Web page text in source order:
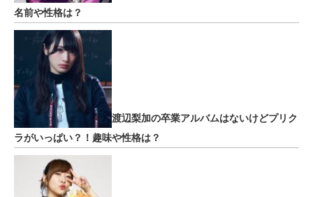
名前や性格は？
渡辺梨加の卒業アルバムはないけどプリク
ラがいっぱい？！趣味や性格は？